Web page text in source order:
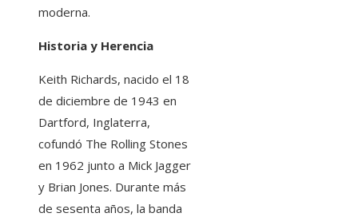
moderna.
Historia y Herencia
Keith Richards, nacido el 18
de diciembre de 1943 en
Dartford, Inglaterra,
cofundó The Rolling Stones
en 1962 junto a Mick Jagger
y Brian Jones. Durante más
de sesenta años, la banda